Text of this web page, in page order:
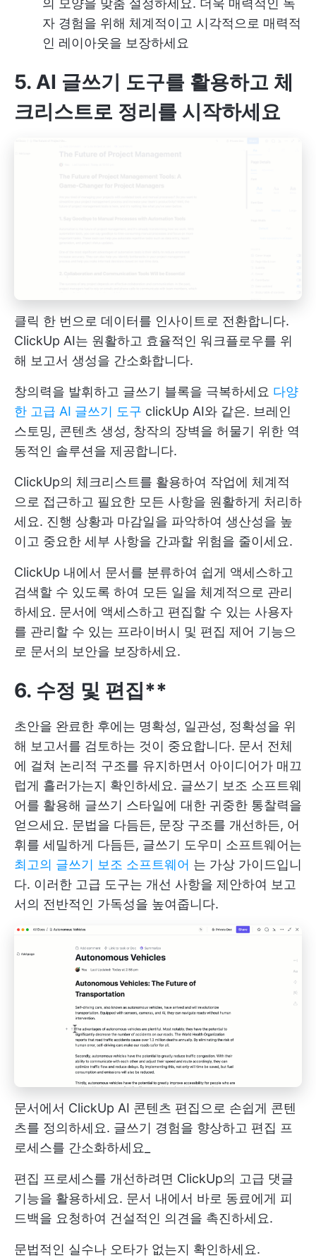
의 모양을 맞춤 설정하세요. 더욱 매력적인 독
자 경험을 위해 체계적이고 시각적으로 매력적
인 레이아웃을 보장하세요
5. AI 글쓰기 도구를 활용하고 체
크리스트로 정리를 시작하세요
클릭 한 번으로 데이터를 인사이트로 전환합니다.
ClickUp AI는 원활하고 효율적인 워크플로우를 위
해 보고서 생성을 간소화합니다.
창의력을 발휘하고 글쓰기 블록을 극복하세요 다양
한 고급 AI 글쓰기 도구 clickUp AI와 같은. 브레인
스토밍, 콘텐츠 생성, 창작의 장벽을 허물기 위한 역
동적인 솔루션을 제공합니다.
ClickUp의 체크리스트를 활용하여 작업에 체계적
으로 접근하고 필요한 모든 사항을 원활하게 처리하
세요. 진행 상황과 마감일을 파악하여 생산성을 높
이고 중요한 세부 사항을 간과할 위험을 줄이세요.
ClickUp 내에서 문서를 분류하여 쉽게 액세스하고
검색할 수 있도록 하여 모든 일을 체계적으로 관리
하세요. 문서에 액세스하고 편집할 수 있는 사용자
를 관리할 수 있는 프라이버시 및 편집 제어 기능으
로 문서의 보안을 보장하세요.
6. 수정 및 편집**
초안을 완료한 후에는 명확성, 일관성, 정확성을 위
해 보고서를 검토하는 것이 중요합니다. 문서 전체
에 걸쳐 논리적 구조를 유지하면서 아이디어가 매끄
럽게 흘러가는지 확인하세요. 글쓰기 보조 소프트웨
어를 활용해 글쓰기 스타일에 대한 귀중한 통찰력을
얻으세요. 문법을 다듬든, 문장 구조를 개선하든, 어
휘를 세밀하게 다듬든, 글쓰기 도우미 소프트웨어는
최고의 글쓰기 보조 소프트웨어 는 가상 가이드입니
다. 이러한 고급 도구는 개선 사항을 제안하여 보고
서의 전반적인 가독성을 높여줍니다.
문서에서 ClickUp AI 콘텐츠 편집으로 손쉽게 콘텐
츠를 정의하세요. 글쓰기 경험을 향상하고 편집 프
로세스를 간소화하세요_
편집 프로세스를 개선하려면 ClickUp의 고급 댓글
기능을 활용하세요. 문서 내에서 바로 동료에게 피
드백을 요청하여 건설적인 의견을 촉진하세요.
문법적인 실수나 오타가 없는지 확인하세요.